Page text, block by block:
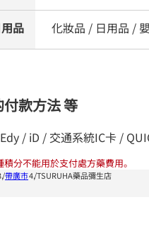
品 化妝品 / 日用品 /
款方法 等
/ iD / 交通系統IC卡 /
分不能用於支付處方藥費用。
帶廣市 TSURUHA藥品彌生店